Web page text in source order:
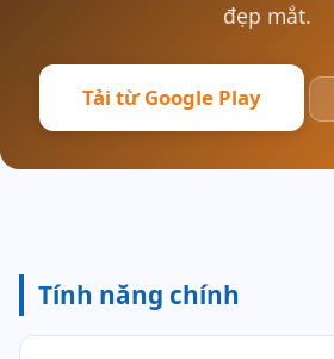
đẹp mắt.
Tải từ Google Play
Tính năng chính